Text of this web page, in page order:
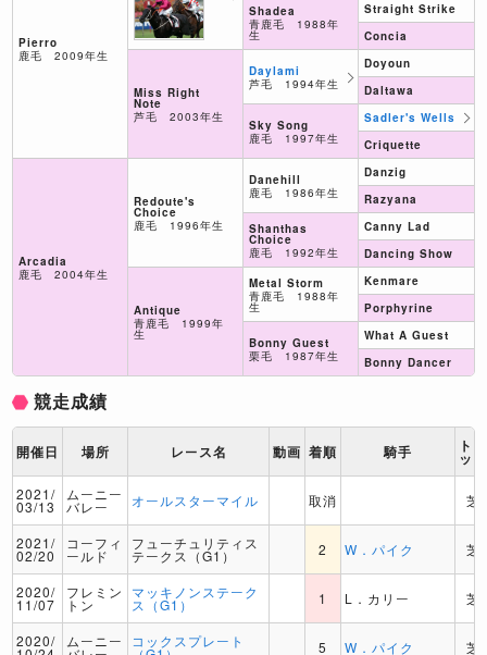
Pierro
鹿毛 2009年生
Arcadia
鹿毛 2004年生
Miss Right
Note
芦毛 2003年生
Redoute's
Choice
鹿毛 1996年生
Antique
青鹿毛 1999年
生
Shadea
青鹿毛 1988年
生
Daylami
芦毛 1994年生
Sky Song
鹿毛 1997年生
Danehill
鹿毛 1986年生
Shanthas
Choice
鹿毛 1992年生
Metal Storm
青鹿毛 1988年
生
Bonny Guest
栗毛 1987年生
Straight Strike
Concia
Doyoun
Daltawa
Sadler's Wells
Criquette
Danzig
Razyana
Canny Lad
Dancing Show
Kenmare
Porphyrine
What A Guest
Bonny Dancer
競走成績
開催日 場所 レース名 動画 着順 騎手 トラ
ック
2021/
03/13
ムーニー
バレー オールスターマイル 取消 芝
2021/
02/20
コーフィ
ールド
フューチュリティス
テークス（G1） 2 W．パイク 芝
2020/
11/07
フレミン
トン
マッキノンステーク
ス（G1） 1 L．カリー 芝
2020/ ムーニー コックスプレート 5 W．パイク 芝